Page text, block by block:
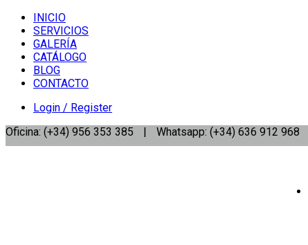
INICIO
SERVICIOS
GALERÍA
CATÁLOGO
BLOG
CONTACTO
Login / Register
Oficina: (+34) 956 353 385
| Whatsapp: (+34) 636 912 968